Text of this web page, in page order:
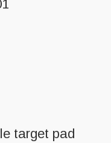
target pad